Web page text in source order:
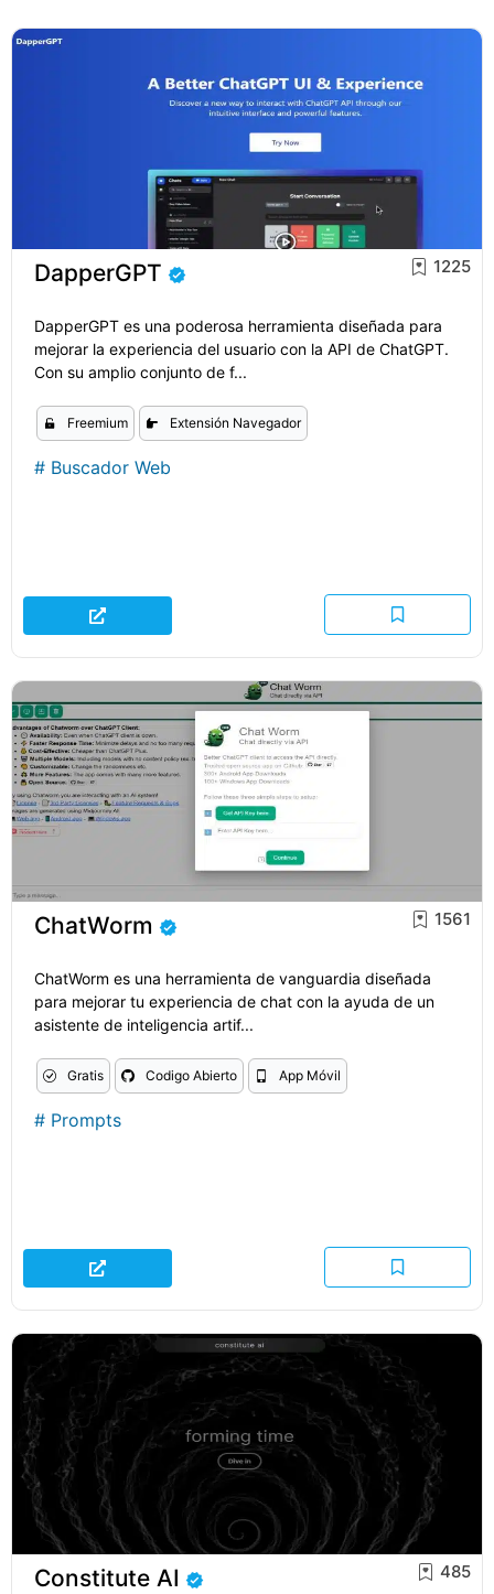
DapperGPT 1225
DapperGPT es una poderosa herramienta diseñada para
mejorar la experiencia del usuario con la API de ChatGPT.
Con su amplio conjunto de f...
Freemium Extensión Navegador
# Buscador Web
ChatWorm 1561
ChatWorm es una herramienta de vanguardia diseñada
para mejorar tu experiencia de chat con la ayuda de un
asistente de inteligencia artif...
Gratis Codigo Abierto App Móvil
# Prompts
Constitute AI 485